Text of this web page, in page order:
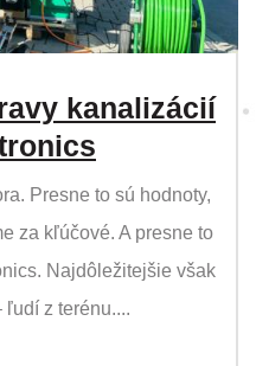
kanalizácií
Presne to sú hodnoty,
za kľúčové. A presne to
Najdôležitejšie však
ľudí z terénu....